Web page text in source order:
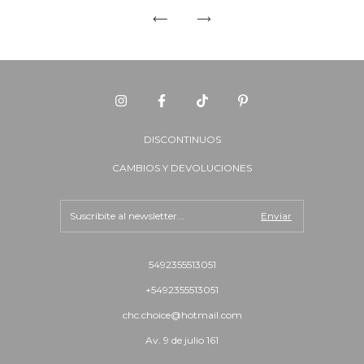
DISCONTINUOS
CAMBIOS Y DEVOLUCIONES
5492355513051
+5492355513051
chc.choice@hotmail.com
Av. 9 de julio 161